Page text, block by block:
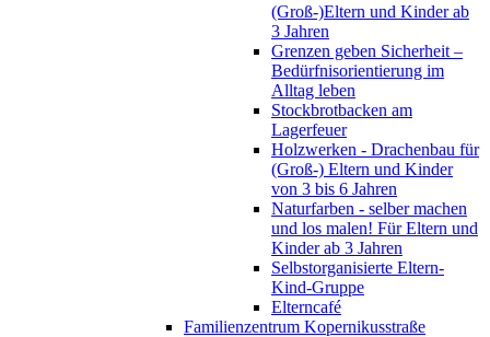
(Groß-)Eltern und Kinder ab
3 Jahren
Grenzen geben Sicherheit –
Bedürfnisorientierung im
Alltag leben
Stockbrotbacken am
Lagerfeuer
Holzwerken - Drachenbau für
(Groß-) Eltern und Kinder
von 3 bis 6 Jahren
Naturfarben - selber machen
und los malen! Für Eltern und
Kinder ab 3 Jahren
Selbstorganisierte Eltern-
Kind-Gruppe
Elterncafé
Familienzentrum Kopernikusstraße